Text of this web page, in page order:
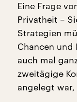
Eine Frage
Privatheit –
Strategien
Chancen und
auch mal
zweitägige
angelegt war,